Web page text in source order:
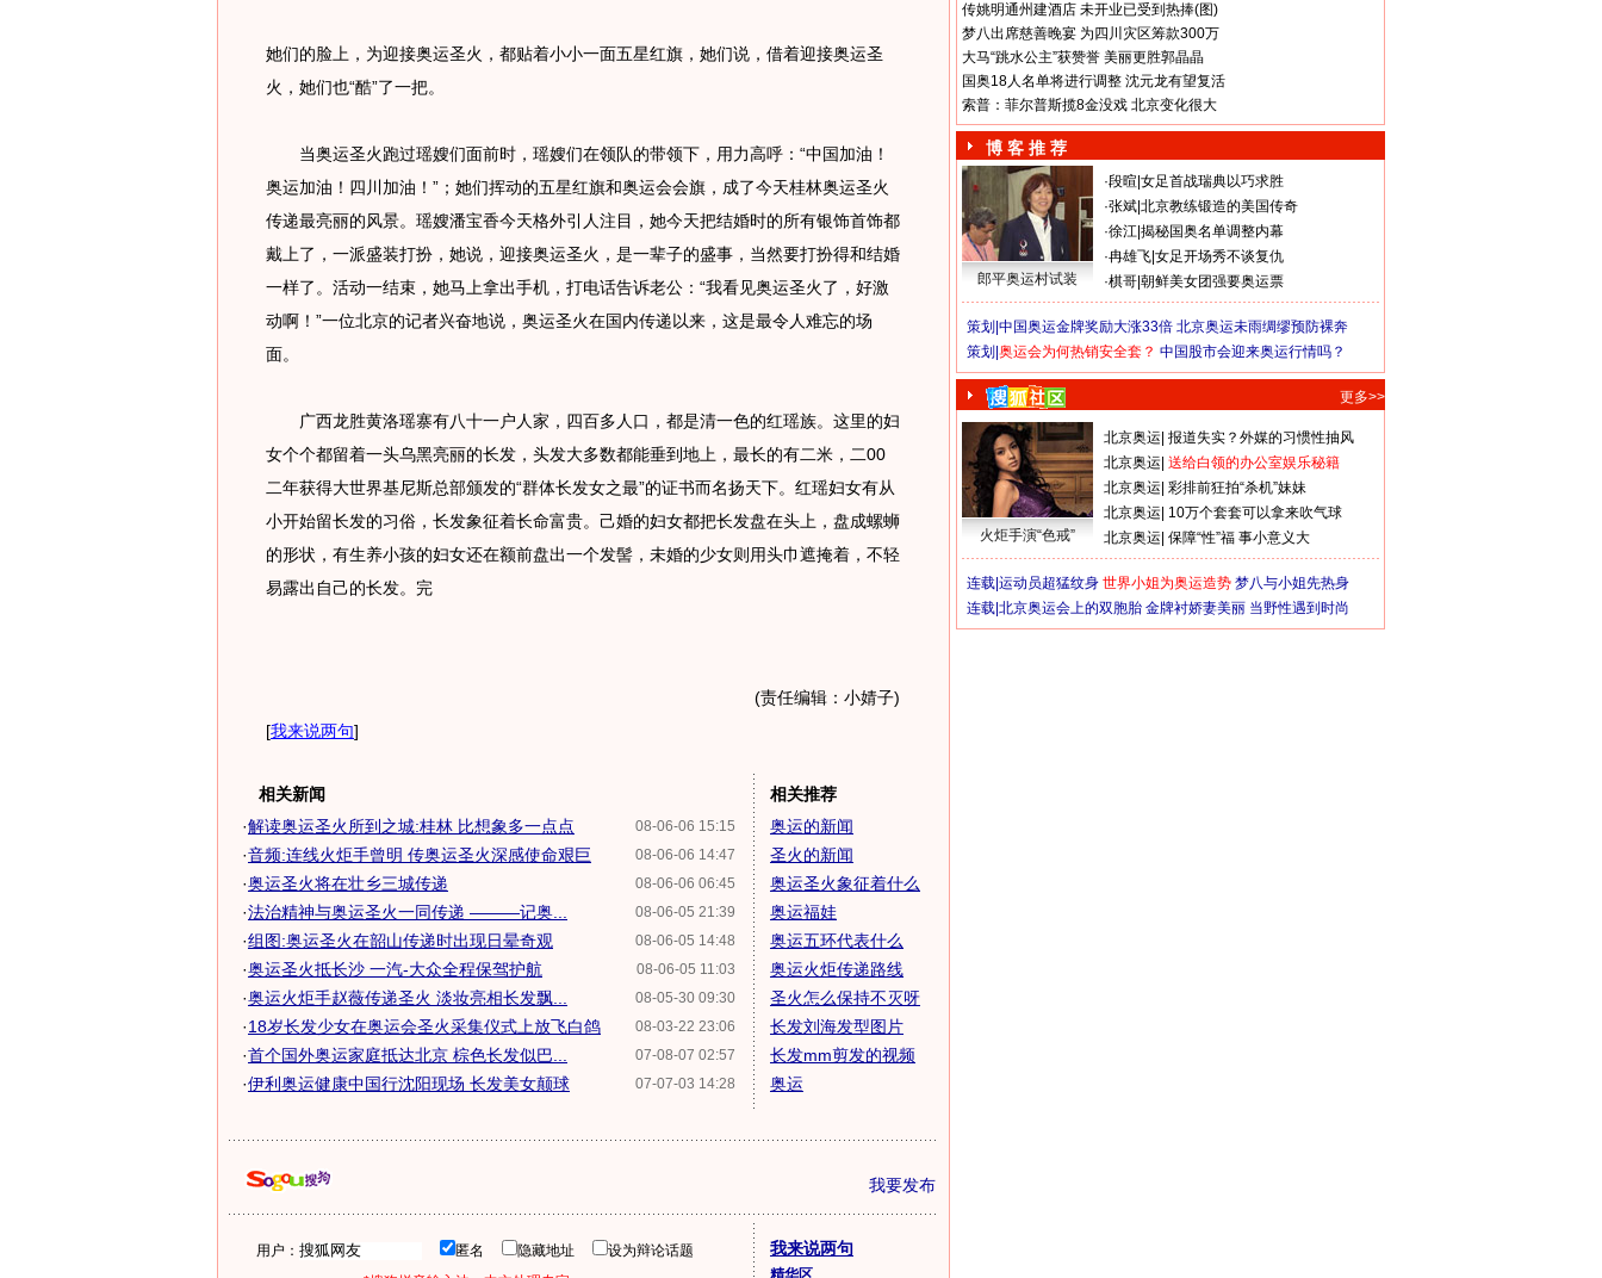
她们的脸上，为迎接奥运圣火，都贴着小小一面五星红旗，她们说，借着迎接奥运圣
火，她们也“酷”了一把。
当奥运圣火跑过瑶嫂们面前时，瑶嫂们在领队的带领下，用力高呼：“中国加油！
奥运加油！四川加油！”；她们挥动的五星红旗和奥运会会旗，成了今天桂林奥运圣火
传递最亮丽的风景。瑶嫂潘宝香今天格外引人注目，她今天把结婚时的所有银饰首饰都
戴上了，一派盛装打扮，她说，迎接奥运圣火，是一辈子的盛事，当然要打扮得和结婚
一样了。活动一结束，她马上拿出手机，打电话告诉老公：“我看见奥运圣火了，好激
动啊！”一位北京的记者兴奋地说，奥运圣火在国内传递以来，这是最令人难忘的场
面。
广西龙胜黄洛瑶寨有八十一户人家，四百多人口，都是清一色的红瑶族。这里的妇
女个个都留着一头乌黑亮丽的长发，头发大多数都能垂到地上，最长的有二米，二00
二年获得大世界基尼斯总部颁发的“群体长发女之最”的证书而名扬天下。红瑶妇女有从
小开始留长发的习俗，长发象征着长命富贵。己婚的妇女都把长发盘在头上，盘成螺蛳
的形状，有生养小孩的妇女还在额前盘出一个发髻，未婚的少女则用头巾遮掩着，不轻
易露出自己的长发。完
(责任编辑：小婧子)
[我来说两句]
相关新闻
08-06-06 15:15
·解读奥运圣火所到之城:桂林 比想象多一点点
08-06-06 14:47
·音频:连线火炬手曾明 传奥运圣火深感使命艰巨
08-06-06 06:45
·奥运圣火将在壮乡三城传递
08-06-05 21:39
·法治精神与奥运圣火一同传递 ———记奥...
08-06-05 14:48
·组图:奥运圣火在韶山传递时出现日晕奇观
08-06-05 11:03
·奥运圣火抵长沙 一汽-大众全程保驾护航
08-05-30 09:30
·奥运火炬手赵薇传递圣火 淡妆亮相长发飘...
08-03-22 23:06
·18岁长发少女在奥运会圣火采集仪式上放飞白鸽
07-08-07 02:57
·首个国外奥运家庭抵达北京 棕色长发似巴...
07-07-03 14:28
·伊利奥运健康中国行沈阳现场 长发美女颠球
相关推荐
奥运的新闻
圣火的新闻
奥运圣火象征着什么
奥运福娃
奥运五环代表什么
奥运火炬传递路线
圣火怎么保持不灭呀
长发刘海发型图片
长发mm剪发的视频
奥运
我要发布
用户： 匿名 隐藏地址
设为辩论话题
我来说两句
精华区
传姚明通州建酒店 未开业已受到热捧(图)
梦八出席慈善晚宴 为四川灾区筹款300万
大马“跳水公主”获赞誉 美丽更胜郭晶晶
国奥18人名单将进行调整 沈元龙有望复活
索普：菲尔普斯揽8金没戏 北京变化很大
博 客 推 荐
郎平奥运村试装
·段暄 女足首战瑞典以巧求胜
·张斌 北京教练锻造的美国传奇
·徐江 揭秘国奥名单调整内幕
·冉雄飞 女足开场秀不谈复仇
·棋哥 朝鲜美女团强要奥运票
策划| 中国奥运金牌奖励大涨33倍 北京奥运未雨绸缪预防裸奔
策划| 奥运会为何热销安全套？ 中国股市会迎来奥运行情吗？
更多>>
火炬手演“色戒”
北京奥运 报道失实？外媒的习惯性抽风
北京奥运 送给白领的办公室娱乐秘籍
北京奥运 彩排前狂拍“杀机”妹妹
北京奥运 10万个套套可以拿来吹气球
北京奥运 保障“性”福 事小意义大
连载| 运动员超猛纹身 世界小姐为奥运造势 梦八与小姐先热身
连载| 北京奥运会上的双胞胎 金牌衬娇妻美丽 当野性遇到时尚